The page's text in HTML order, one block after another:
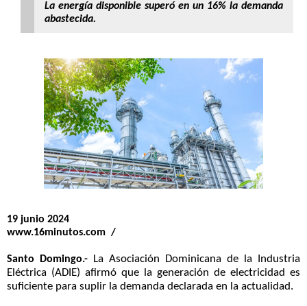
La energía disponible superó en un 16% la demanda
abastecida.
19 junio 2024
www.16minutos.com /
Santo Domingo.-
La Asociación Dominicana de la Industria
Eléctrica (ADIE) afirmó que la generación de electricidad es
suficiente para suplir la demanda declarada en la actualidad.